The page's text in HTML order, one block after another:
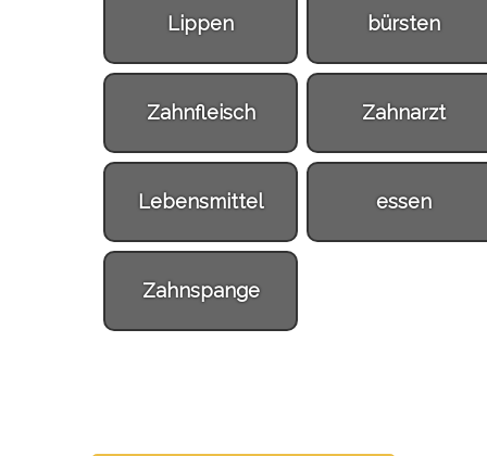
Lippen bürsten
Zahnfleisch Zahnarzt
Lebensmittel essen
Zahnspange